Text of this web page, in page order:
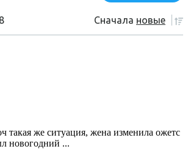
Сначала новые
такая же ситуация, жена изменила ожетс
новогодний ...